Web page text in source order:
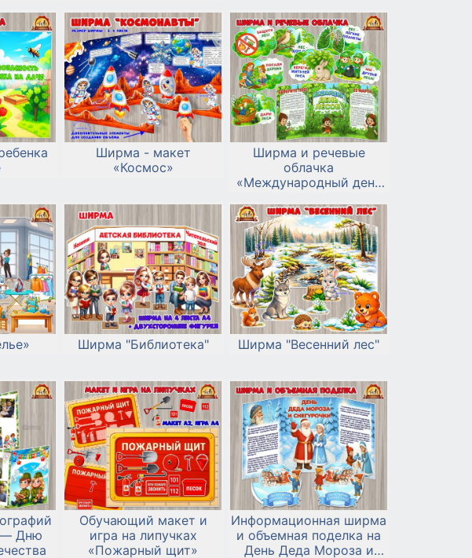
Ширма - макет
«Космос»
Ширма и речевые
облачка
«Международный день
Ширма "Библиотека" Ширма "Весенний лес"
— Дню
Обучающий макет и
игра на липучках
«Пожарный щит»
Информационная ширма
и объемная поделка на
День Деда Мороза и